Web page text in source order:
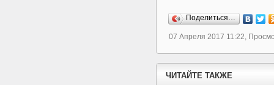
Поделиться…
07 Апреля 2017 11:22,
ЧИТАЙТЕ ТАКЖЕ